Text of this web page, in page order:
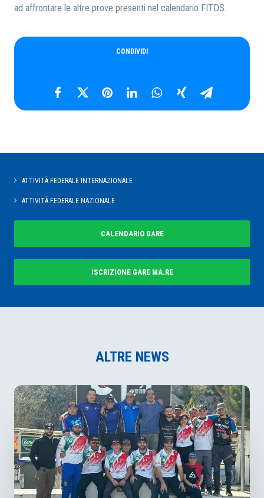
ad affrontare le altre prove presenti nel calendario FITDS.
CONDIVIDI
ATTIVITÀ FEDERALE INTERNAZIONALE
ATTIVITÀ FEDERALE NAZIONALE
CALENDARIO GARE
ISCRIZIONE GARE MA.RE
ALTRE NEWS